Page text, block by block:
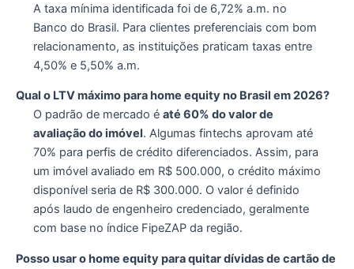
A taxa mínima identificada foi de 6,72% a.m. no
Banco do Brasil. Para clientes preferenciais com bom
relacionamento, as instituições praticam taxas entre
4,50% e 5,50% a.m.
Qual o LTV máximo para home equity no Brasil em 2026?
O padrão de mercado é até 60% do valor de
avaliação do imóvel. Algumas fintechs aprovam até
70% para perfis de crédito diferenciados. Assim, para
um imóvel avaliado em R$ 500.000, o crédito máximo
disponível seria de R$ 300.000. O valor é definido
após laudo de engenheiro credenciado, geralmente
com base no índice FipeZAP da região.
Posso usar o home equity para quitar dívidas de cartão de